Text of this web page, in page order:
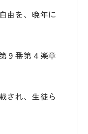
由を、晩年に
９番第４楽章
され、生徒ら